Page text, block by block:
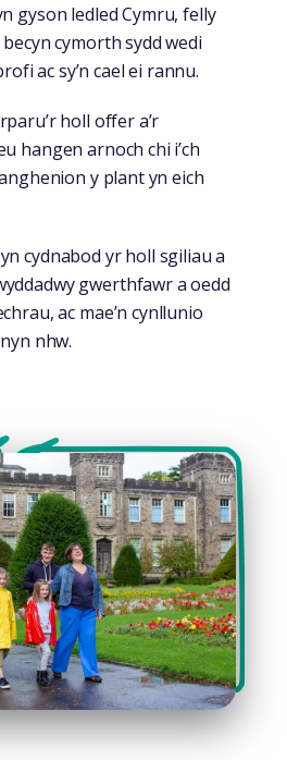
gyson ledled Cymru, felly
becyn cymorth sydd wedi
ac sy’n cael ei rannu.
holl offer a’r
hangen arnoch chi i’ch
y plant yn eich
cydnabod yr holl sgiliau a
gwerthfawr a oedd
ac mae’n cynllunio
nhw.